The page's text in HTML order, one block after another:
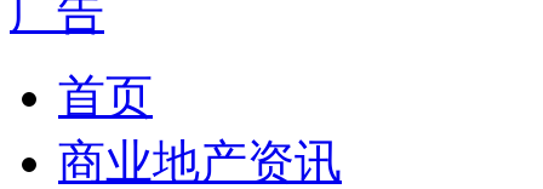
首页
商业地产资讯